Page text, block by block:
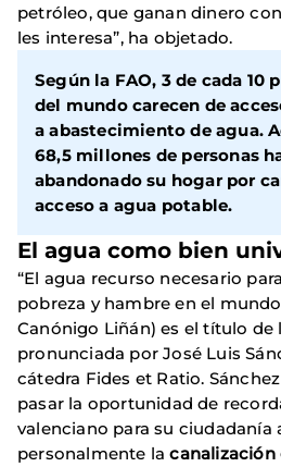
petróleo, que ganan dinero
les interesa”, ha objetado.
Según la FAO, 3 de cada 10
del mundo carecen de
a abastecimiento de agua.
68,5 millones de personas
abandonado su hogar por
acceso a agua potable.
El agua como bien
“El agua recurso necesario
pobreza y hambre en el
Canónigo Liñán) es el título de
pronunciada por José Luis
cátedra Fides et Ratio.
pasar la oportunidad de
valenciano para su ciudadanía
personalmente lacanalización